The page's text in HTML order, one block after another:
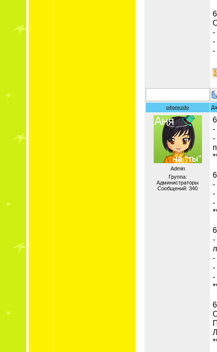
-
-
-
o4gnezdo
Admin
Группа:
Администраторы
Сообщений: 340
-
-
-
-
-
-
-
-
-